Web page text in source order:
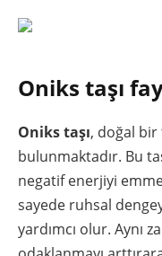
Oniks taşı
Oniks taşı, doğal bir
bulunmaktadır. Bu
negatif enerjiyi
sayede ruhsal
yardımcı olur. Aynı